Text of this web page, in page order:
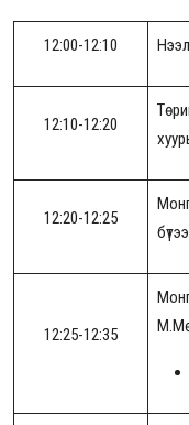
12:00-12:10
12:10-12:20
12:20-12:25
12:25-12:35